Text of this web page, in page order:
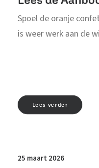
Spoel de oranje
is weer werk aan de
Lees verder
25 maart 2026